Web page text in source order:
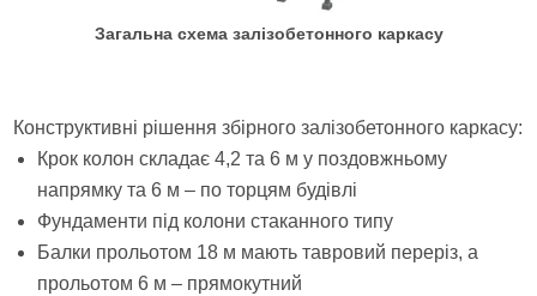
Загальна схема залізобетонного каркасу
Конструктивні рішення збірного залізобетонного каркасу:
Крок колон складає 4,2 та 6 м у поздовжньому
напрямку та 6 м – по торцям будівлі
Фундаменти під колони стаканного типу
Балки прольотом 18 м мають тавровий переріз, а
прольотом 6 м – прямокутний